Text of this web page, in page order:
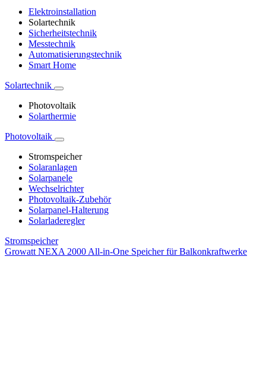
Elektroinstallation
Solartechnik
Sicherheitstechnik
Messtechnik
Automatisierungstechnik
Smart Home
Solartechnik
Photovoltaik
Solarthermie
Photovoltaik
Stromspeicher
Solaranlagen
Solarpanele
Wechselrichter
Photovoltaik-Zubehör
Solarpanel-Halterung
Solarladeregler
Stromspeicher
Growatt NEXA 2000 All-in-One Speicher für Balkonkraftwerke